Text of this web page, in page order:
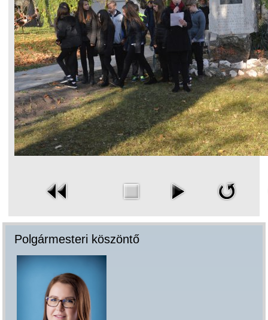
Polgármesteri köszöntő